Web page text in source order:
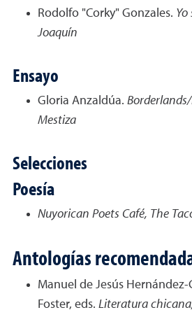
Rodolfo "Corky" Gonzales.
Joaquín
Ensayo
Gloria Anzaldúa.
Mestiza
Selecciones
Poesía
Nuyorican Poets Café, The
Antologías
Manuel de Jesús
Foster, eds. Literatura